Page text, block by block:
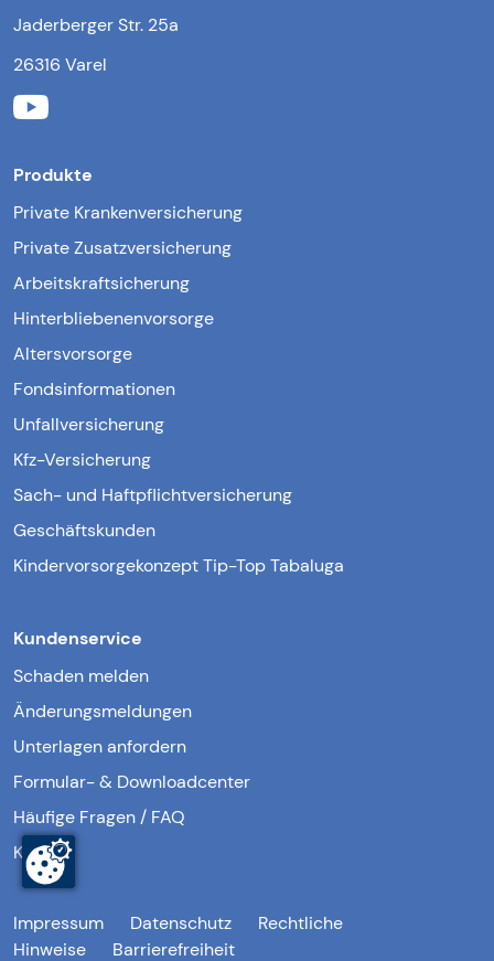
Jaderberger Str. 25a
26316 Varel
Produkte
Private Krankenversicherung
Private Zusatzversicherung
Arbeitskraftsicherung
Hinterbliebenenvorsorge
Altersvorsorge
Fondsinformationen
Unfallversicherung
Kfz-Versicherung
Sach- und Haftpflichtversicherung
Geschäftskunden
Kindervorsorgekonzept Tip-Top Tabaluga
Kundenservice
Schaden melden
Änderungsmeldungen
Unterlagen anfordern
Formular- & Downloadcenter
Häufige Fragen / FAQ
Kontakt
Impressum Datenschutz
Rechtliche
Hinweise
Barrierefreiheit